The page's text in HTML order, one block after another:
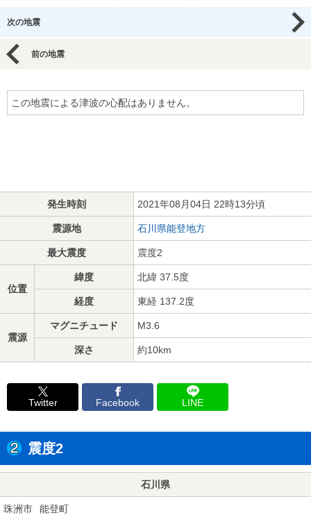
次の地震
前の地震
この地震による津波の心配はありません。
発生時刻 2021年08月04日 22時13分頃
震源地 石川県能登地方
最大震度 震度2
位置
緯度 北緯 37.5度
経度 東経 137.2度
震源
マグニチュード M3.6
深さ 約10km
Twitter Facebook LINE
震度2
石川県
珠洲市 能登町